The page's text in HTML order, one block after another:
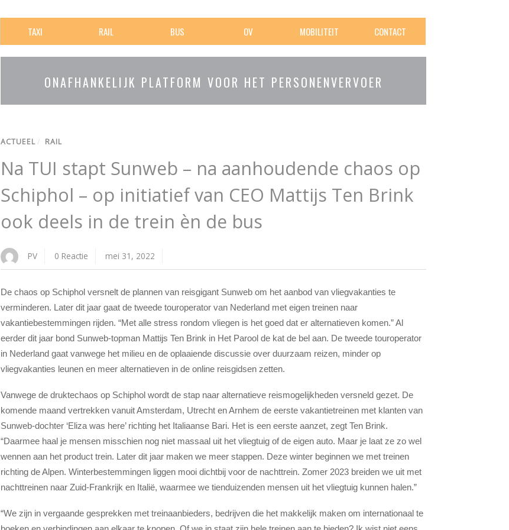
TAXI RAIL BUS OV MOBILITEIT CONTACT
ONAFHANKELIJK PLATFORM VOOR HET PERSONENVERVOER
ACTUEEL/ RAIL
Na TUI stapt Sunweb – na aanhoudende chaos op
Schiphol – op initiatief van CEO Mattijs Ten Brink
ook deels in de trein èn de bus
PV 0 Reactie mei 31, 2022
De chaos op Schiphol versnelt de plannen van reisgigant Sunweb om het aanbod van vliegvakanties te
verminderen. Later dit jaar gaat de tweede touroperator van Nederland met eigen treinen naar
vakantiebestemmingen rijden. “Met alle stress rondom vliegen is het goed dat er alternatieven komen.” Al
eerder dit jaar bond Sunweb-topman Mattijs Ten Brink in Het Parool de kat de bel aan. De tweede touroperator
in Nederland gaat vanwege het milieu en de oplaaiende discussie over duurzaam reizen, minder op
vliegvakanties leunen en meer alternatieven in de online reisgidsen zetten.
Vanwege de druktechaos op Schiphol wordt de stap naar alternatieve reismogelijkheden versneld gezet. De
komende maand vertrekken vanuit Amsterdam, Utrecht en Arnhem de eerste vakantietreinen met klanten van
Sunweb-dochter ‘Eliza was here’ richting het Italiaanse Bari. Het is een eerste aanzet, zegt Ten Brink.
“Daarmee haal je mensen misschien nog niet massaal uit het vliegtuig of de eigen auto. Maar je laat ze zo wel
wennen aan het product trein. Later dit jaar maken we meer stappen. Deze winter beginnen we met treinen
richting de Alpen. Winterbestemmingen liggen mooi dichtbij voor de nachttrein. Zomer 2023 breiden we uit met
nachttreinen naar Zuid-Frankrijk en Italië, waarmee we tienduizenden mensen uit het vliegtuig kunnen halen.”
“We zijn in vergaande gesprekken met treinaanbieders, bedrijven die het makkelijk maken om internationaal te